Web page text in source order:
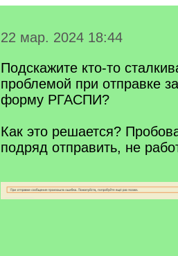
22 мар. 2024 18:44
Подскажите кто-то
проблемой при отправке
форму РГАСПИ?
Как это решается?
подряд отправить, не